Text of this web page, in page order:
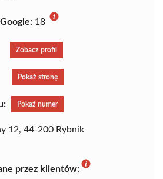
18
Zobacz profil
Pokaż stronę
Pokaż numer
12, 44-200 Rybnik
przez klientów: